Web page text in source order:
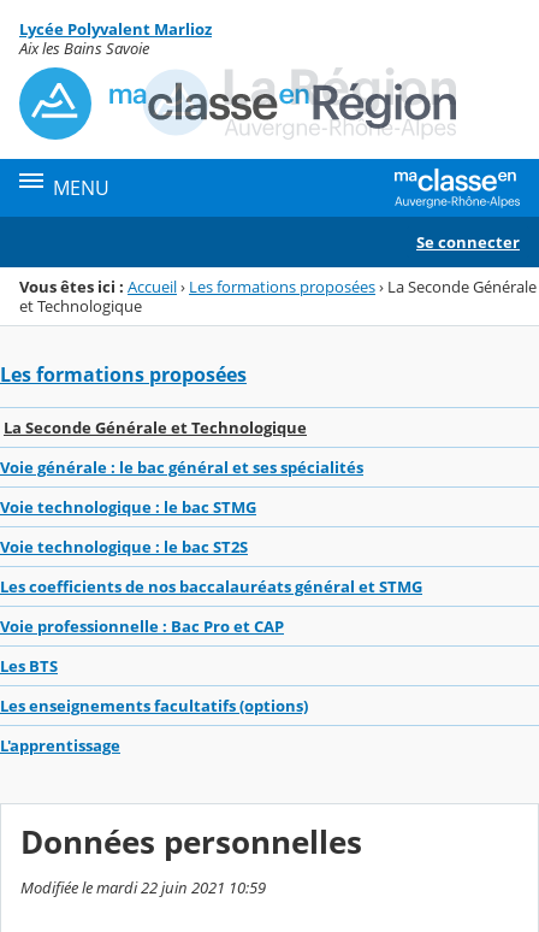
Menu de la rubrique
Contenu
Lycée Polyvalent Marlioz
Aix les Bains Savoie
MENU
Se connecter
Vous êtes ici : Accueil› Les formations proposées› La Seconde Générale
et Technologique
Les formations proposées
La Seconde Générale et Technologique
Voie générale : le bac général et ses spécialités
Voie technologique : le bac STMG
Voie technologique : le bac ST2S
Les coefficients de nos baccalauréats général et STMG
Voie professionnelle : Bac Pro et CAP
Les BTS
Les enseignements facultatifs (options)
L'apprentissage
Données personnelles
Modifiée le mardi 22 juin 2021 10:59